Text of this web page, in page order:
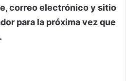
correo electrónico y sitio
para la próxima vez que